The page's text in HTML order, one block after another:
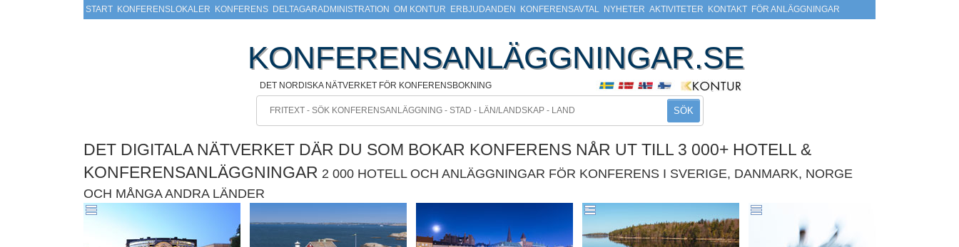
START KONFERENSLOKALER KONFERENS DELTAGARADMINISTRATION OM KONTUR ERBJUDANDEN KONFERENSAVTAL NYHETER AKTIVITETER KONTAKT FÖR ANLÄGGNINGAR
KONFERENSANLÄGGNINGAR.SE
DET NORDISKA NÄTVERKET FÖR KONFERENSBOKNING
SÖK
DET DIGITALA NÄTVERKET DÄR DU SOM BOKAR KONFERENS NÅR UT TILL 3 000+ HOTELL &
KONFERENSANLÄGGNINGAR 2 000 HOTELL OCH ANLÄGGNINGAR FÖR KONFERENS I SVERIGE, DANMARK, NORGE
OCH MÅNGA ANDRA LÄNDER